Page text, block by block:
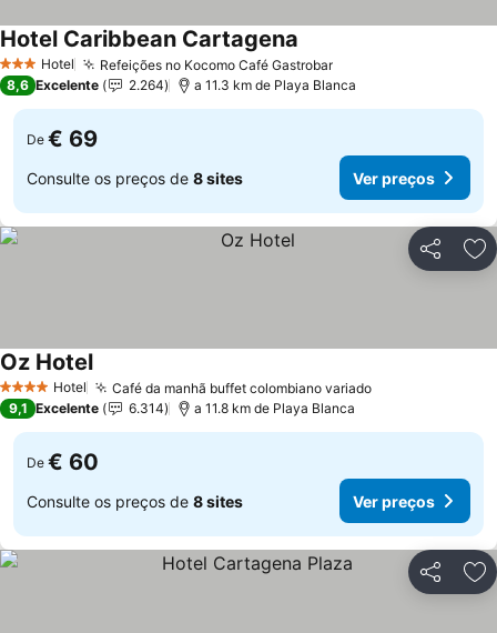
3 EstrelasHotel Refeições no Kocomo Café Gastrobar
Hotel Caribbean Cartagena
8,6 Excelente 2.264 a 11.3 km de Playa Blanca
De € 69
Consulte os preços de 8 sites Ver preços
Partilhar
4 EstrelasHotel Café da manhã buffet colombiano variado
Oz Hotel
9,1 Excelente 6.314 a 11.8 km de Playa Blanca
De € 60
Consulte os preços de 8 sites Ver preços
Partilhar